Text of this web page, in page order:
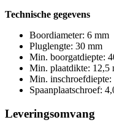
Technische gegevens
Boordiameter: 6 mm
Pluglengte: 30 mm
Min. boorgatdiepte:
Min. plaatdikte: 12,5
Min. inschroefdiepte:
Spaanplaatschroef:
Leveringsomvang